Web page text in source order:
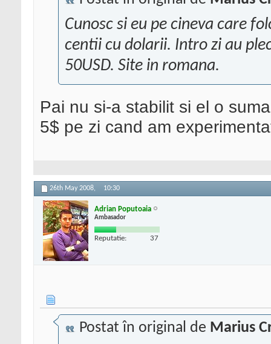
Cunosc si eu pe cineva care
centii cu dolarii. Intro zi au
50USD. Site in romana.
Pai nu si-a stabilit si el o
5$ pe zi cand am
26th May 2008, 10:30
Adrian Poputoaia
Ambasador
Reputatie: 37
Postat în original de Marius